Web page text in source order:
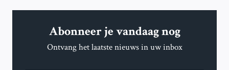
Abonneer je vandaag nog
Ontvang het laatste nieuws in uw inbox